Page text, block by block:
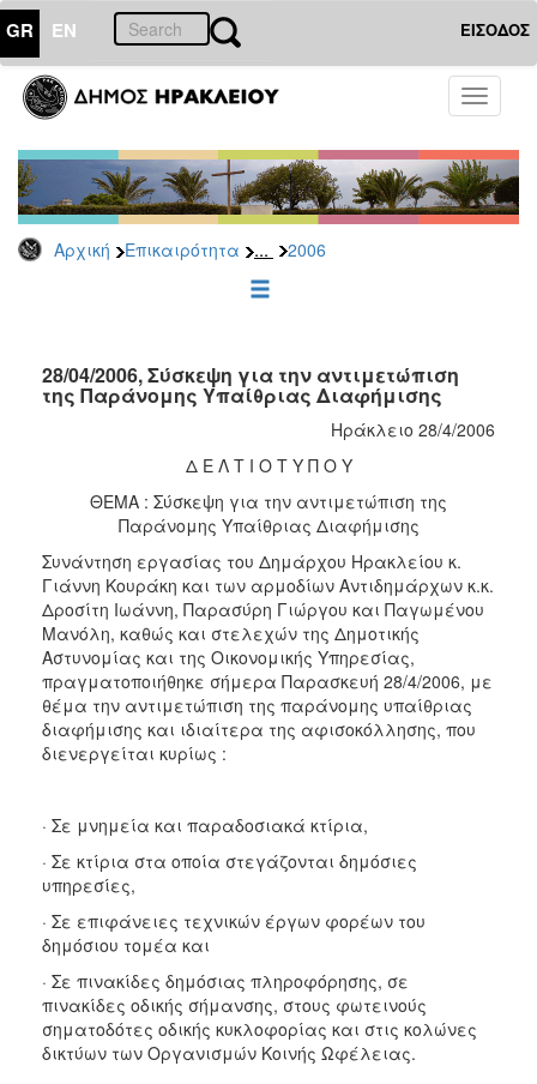
GR EN ΕΙΣΟΔΟΣ
Toggle
Αρχική Επικαιρότητα ... 2006
ΕΠΙΚΑΙΡΟΤΗΤΑ
Τύπου
Αρχείο
2026
2025
2022
2021
2018
2017
2016
2015
2013
2012
2011
2010
ΔΗΜΟΤΗΣ
ΕΠΙΣΚΕΠΤΗΣ
ΗΡΑΚΛΕΙΟ
28/04/2006, Σύσκεψη για την αντιμετώπιση
της Παράνομης Υπαίθριας Διαφήμισης
Ηράκλειο 28/4/2006
Δ Ε Λ Τ Ι Ο Τ Υ Π Ο Υ
ΘΕΜΑ : Σύσκεψη για την αντιμετώπιση της
Παράνομης Υπαίθριας Διαφήμισης
Συνάντηση εργασίας του Δημάρχου Ηρακλείου κ.
Γιάννη Κουράκη και των αρμοδίων Αντιδημάρχων κ.κ.
Δροσίτη Ιωάννη, Παρασύρη Γιώργου και Παγωμένου
Μανόλη, καθώς και στελεχών της Δημοτικής
Αστυνομίας και της Οικονομικής Υπηρεσίας,
πραγματοποιήθηκε σήμερα Παρασκευή 28/4/2006, με
θέμα την αντιμετώπιση της παράνομης υπαίθριας
διαφήμισης και ιδιαίτερα της αφισοκόλλησης, που
διενεργείται κυρίως :
· Σε μνημεία και παραδοσιακά κτίρια,
· Σε κτίρια στα οποία στεγάζονται δημόσιες
υπηρεσίες,
· Σε επιφάνειες τεχνικών έργων φορέων του
δημόσιου τομέα και
· Σε πινακίδες δημόσιας πληροφόρησης, σε
πινακίδες οδικής σήμανσης, στους φωτεινούς
σηματοδότες οδικής κυκλοφορίας και στις κολώνες
δικτύων των Οργανισμών Κοινής Ωφέλειας.